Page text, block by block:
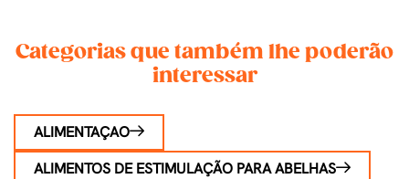
Categorias que também lhe poderão
interessar
ALIMENTAÇAO
ALIMENTOS DE ESTIMULAÇÃO PARA ABELHAS